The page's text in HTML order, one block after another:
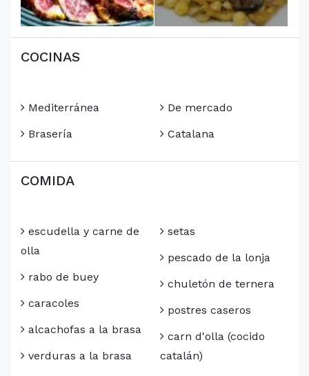
COCINAS
Mediterránea
Brasería
De mercado
Catalana
COMIDA
escudella y carne de
olla
rabo de buey
caracoles
alcachofas a la brasa
verduras a la brasa
setas
pescado de la lonja
chuletón de ternera
postres caseros
carn d'olla (cocido
catalán)